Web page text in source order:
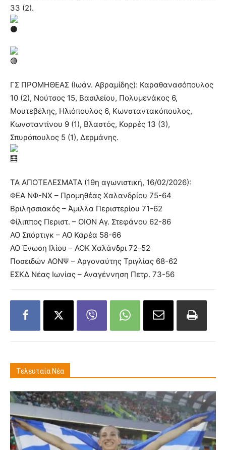
33 (2).
ΓΣ ΠΡΟΜΗΘΕΑΣ (Ιωάν. Αβραμίδης): Καραθανασόπουλος
10 (2), Νούτσος 15, Βασιλείου, Πολυμενάκος 6,
Μουτεβέλης, Ηλιόπουλος 6, Κωνσταντακόπουλος,
Κωνσταντίνου 9 (1), Βλαστός, Κορρές 13 (3),
Σπυρόπουλος 5 (1), Δερμάνης.
ΤΑ ΑΠΟΤΕΛΕΣΜΑΤΑ (19η αγωνιστική, 16/02/2026):
ΦΕΑ ΝΦ-ΝΧ – Προμηθέας Χαλανδρίου 75-64
Βριλησσιακός – Άμιλλα Περιστερίου 71-62
Φίλιππος Περιστ. – ΟΙΟΝ Αγ. Στεφάνου 62-86
ΑΟ Σπόρτιγκ – ΑΟ Καρέα 58-66
ΑΟ Ένωση Ιλίου – ΑΟΚ Χαλάνδρι 72-52
Ποσειδών ΑΟΝΨ – Αργοναύτης Τριγλίας 68-62
ΕΣΚΔ Νέας Ιωνίας – Αναγέννηση Πετρ. 73-56
Τελευταία Νέα